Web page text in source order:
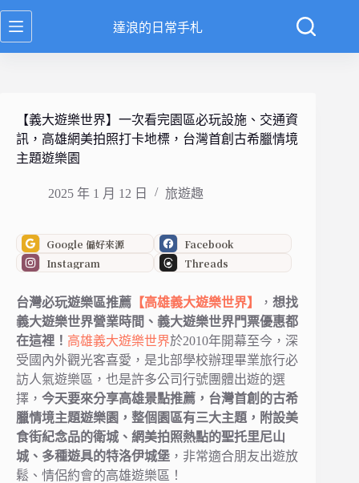
跳
至
達浪的日常手札
【義大遊樂世界】一次看完園區必玩設施、交通資
訊，高雄網美拍照打卡地標，台灣首創古希臘情境
主題遊樂園
2025 年 1 月 12 日 旅遊趣
Google 偏好來源
Facebook
Instagram
Threads
台灣必玩遊樂區推薦 【高雄義大遊樂世界】 ， 想找
義大遊樂世界營業時間、義大遊樂世界門票優惠都
在這裡！ 高雄義大遊樂世界於2010年開幕至今，深
受國內外觀光客喜愛，是北部學校辦理畢業旅行必
訪人氣遊樂區，也是許多公司行號團體出遊的選
擇， 今天要來分享高雄景點推薦，台灣首創的古希
臘情境主題遊樂園，整個園區有三大主題，附設美
食街紀念品的衛城、網美拍照熱點的聖托里尼山
城、多種遊具的特洛伊城堡 ，非常適合朋友出遊放
鬆、情侶約會的高雄遊樂區！